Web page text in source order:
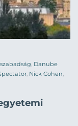
, Danube
, Nick Cohen,